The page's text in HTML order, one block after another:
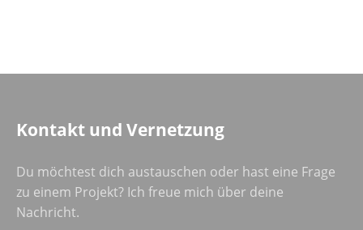
Kontakt und Vernetzung
Du möchtest dich austauschen oder hast eine Frage
zu einem Projekt? Ich freue mich über deine
Nachricht.